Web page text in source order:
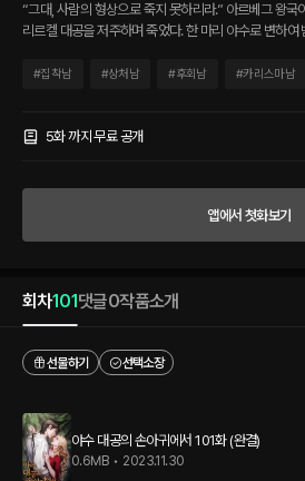
“그대, 사람의 형상으로 죽지 못하리라.” 아르베그 왕국이 멸망하던 밤, 왕녀는 침략자
리르켈 대공을 저주하며 죽었다. 한 마리 야수로 변하여
저를 고르셨나요?” “네가 제일 비참해 보여서.” 하지만 리르켈은 야수로 변하는 고통을
르켈에게 물려 왕녀로서의 기억을 되찾은 그녀는 가장
#집착남 #상처남 #후회남 #카리스마남
5화 까지 무료 공개
앱에서 첫화보기
회차101 댓글0작품소개
선물하기
선택소장
야수 대공의 손아귀에서 101화 (완결)
0.6MB • 2023.11.30